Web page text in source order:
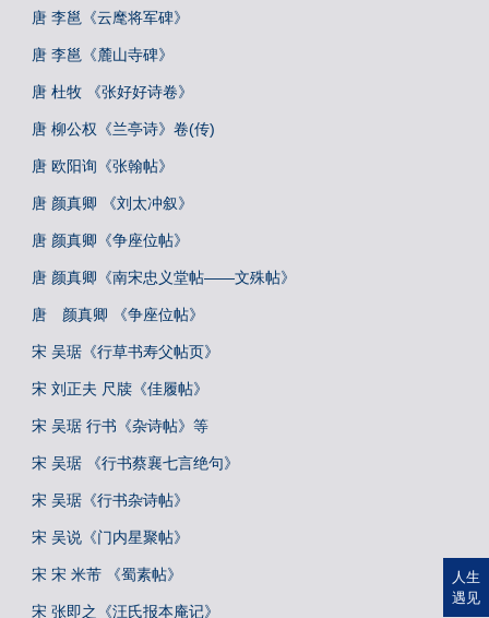
唐 李邕《云麾将军碑》
唐 李邕《麓山寺碑》
唐 杜牧 《张好好诗卷》
唐 柳公权《兰亭诗》卷(传)
唐 欧阳询《张翰帖》
唐 颜真卿 《刘太冲叙》
唐 颜真卿《争座位帖》
唐 颜真卿《南宋忠义堂帖——文殊帖》
唐 颜真卿 《争座位帖》
宋 吴琚《行草书寿父帖页》
宋 刘正夫 尺牍《佳履帖》
宋 吴琚 行书《杂诗帖》等
宋 吴琚 《行书蔡襄七言绝句》
宋 吴琚《行书杂诗帖》
宋 吴说《门内星聚帖》
宋 宋 米芾 《蜀素帖》
宋 张即之《汪氏报本庵记》
人生
遇见